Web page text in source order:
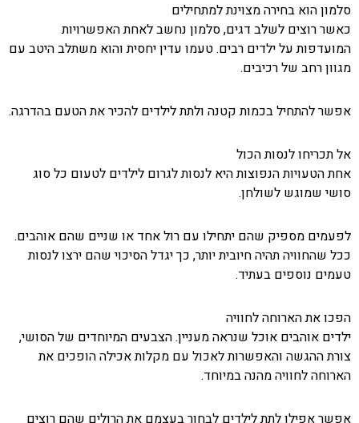
סלמון הוא בחירה מצוינת למתחילים
כאשר רוצים לשלב דגים, סלמון נחשב לאחת האפשרויות
המועדפות על ילדים רבים. טעמו עדין יחסית והוא משתלב היטב עם
מגוון רחב של רכיבים.
אפשר להתחיל בכמות קטנה ולתת לילדים להכיר את הטעם בהדרגה.
אל תכריחו לנסות הכול
אחת הטעויות הנפוצות היא לנסות לגרום לילדים לטעום כל סוג
סושי שמוגש לשולחן.
לפעמים מספיק שהם יתחילו עם רול אחד או שניים שהם אוהבים.
ככל שהחוויה תהיה חיובית יותר, כך יגדל הסיכוי שהם ירצו לנסות
טעמים נוספים בעתיד.
הפכו את הארוחה לחוויה
ילדים אוהבים אוכל שנראה מעניין. הצבעים המיוחדים של הסושי,
צורת ההגשה והאפשרות לאכול עם מקלות אכילה הופכים את
הארוחה לחוויה מהנה במיוחד.
אפשר אפילו לתת לילדים לבחור בעצמם את הרולים שהם רוצים